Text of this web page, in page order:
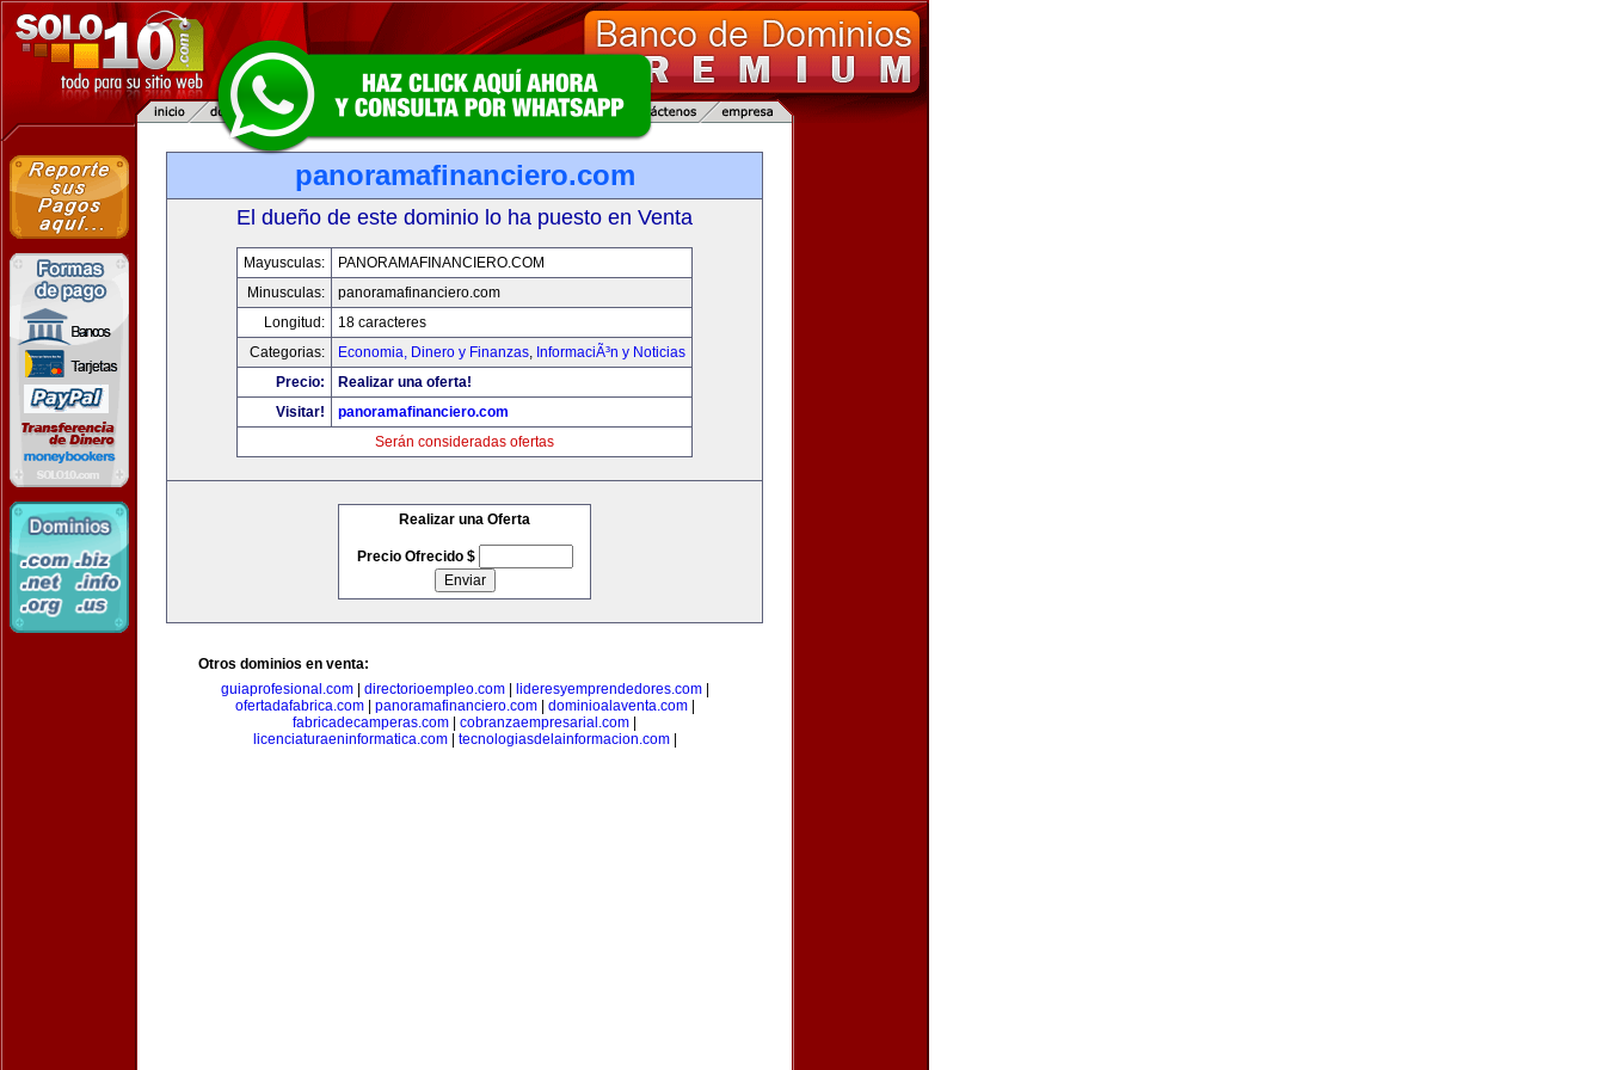
panoramafinanciero.com
El dueño de este dominio lo ha puesto en Venta
Mayusculas:
PANORAMAFINANCIERO.COM
Minusculas:
panoramafinanciero.com
Longitud:
18 caracteres
Categorias:
Economia, Dinero y Finanzas, InformaciÃ³n y Noticias
Precio:
Realizar una oferta!
Visitar!
panoramafinanciero.com
Serán consideradas ofertas
Realizar una Oferta
Precio Ofrecido $
Otros dominios en venta:
guiaprofesional.com| directorioempleo.com| lideresyemprendedores.com|
ofertadafabrica.com| panoramafinanciero.com| dominioalaventa.com|
fabricadecamperas.com
cobranzaempresarial.com
licenciaturaeninformatica.com| tecnologiasdelainformacion.com|